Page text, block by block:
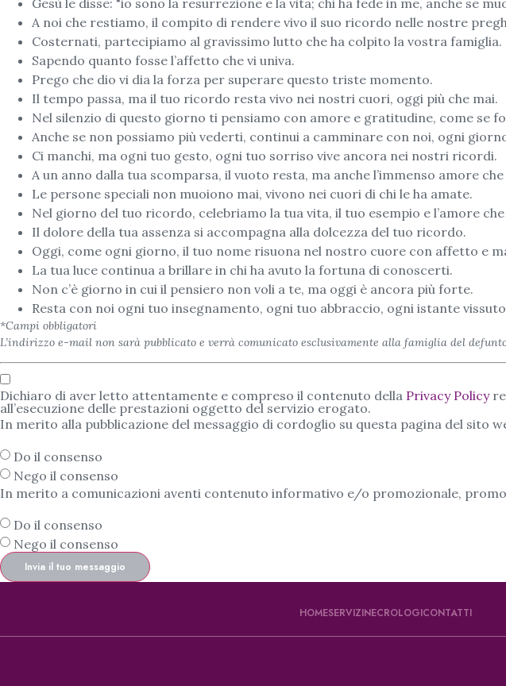
A noi che restiamo, il compito di rendere vivo il suo ricordo nelle nostre
Costernati, partecipiamo al gravissimo lutto che ha colpito la vostra famiglia.
Sapendo quanto fosse l’affetto che vi univa.
Prego che dio vi dia la forza per superare questo triste momento.
Il tempo passa, ma il tuo ricordo resta vivo nei nostri cuori, oggi più che mai.
Nel silenzio di questo giorno ti pensiamo con amore e gratitudine, come se
Anche se non possiamo più vederti, continui a camminare con noi, ogni
Ci manchi, ma ogni tuo gesto, ogni tuo sorriso vive ancora nei nostri ricordi.
A un anno dalla tua scomparsa, il vuoto resta, ma anche l’immenso amore
Le persone speciali non muoiono mai, vivono nei cuori di chi le ha amate.
Nel giorno del tuo ricordo, celebriamo la tua vita, il tuo esempio e l’amore
Il dolore della tua assenza si accompagna alla dolcezza del tuo ricordo.
Oggi, come ogni giorno, il tuo nome risuona nel nostro cuore con affetto e
La tua luce continua a brillare in chi ha avuto la fortuna di conoscerti.
Non c’è giorno in cui il pensiero non voli a te, ma oggi è ancora più forte.
Resta con noi ogni tuo insegnamento, ogni tuo abbraccio, ogni istante
*Campi obbligatori
L’indirizzo e-mail non sarà pubblicato e verrà comunicato esclusivamente alla famiglia del
Dichiaro di aver letto attentamente e compreso il contenuto della Privacy Policy
all’esecuzione delle prestazioni oggetto del servizio erogato.
In merito alla pubblicazione del messaggio di cordoglio su questa pagina del sito
Do il consenso
Nego il consenso
In merito a comunicazioni aventi contenuto informativo e/o promozionale,
Do il consenso
Nego il consenso
Invia il tuo messaggio
HOMESERVIZINECROLOGICONTATTI